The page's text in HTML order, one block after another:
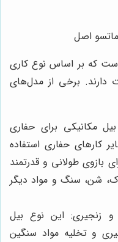
اصل
که بر اساس نوع کاری
دارند. برخی از مدل‌های
مکانیکی برای حفاری
کارهای حفاری استفاده
بازوی طولانی و قدرتمند
شن، سنگ و مواد دیگر
زنجیری: این نوع بیل
و تخلیه مواد سنگین